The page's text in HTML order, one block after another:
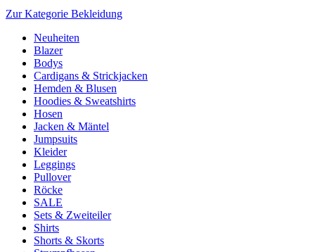
Zur Kategorie Bekleidung
Neuheiten
Blazer
Bodys
Cardigans & Strickjacken
Hemden & Blusen
Hoodies & Sweatshirts
Hosen
Jacken & Mäntel
Jumpsuits
Kleider
Leggings
Pullover
Röcke
SALE
Sets & Zweiteiler
Shirts
Shorts & Skorts